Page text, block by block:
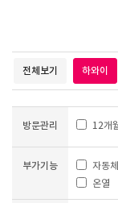
전체보기 하와이
방문관리 12개
부가기능 자동
온열